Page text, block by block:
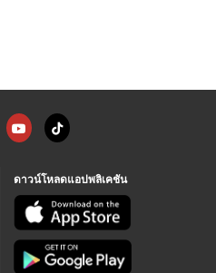
ดาวน์โหลดแอปพลิเคชัน